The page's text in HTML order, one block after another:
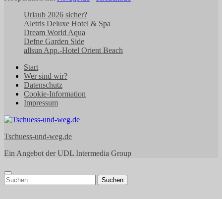
Urlaub 2026 sicher?
Aletris Deluxe Hotel & Spa
Dream World Aqua
Defne Garden Side
allsun App.-Hotel Orient Beach
Start
Wer sind wir?
Datenschutz
Cookie-Information
Impressum
Tschuess-und-weg.de
Ein Angebot der UDL Intermedia Group
Suchen
nach: